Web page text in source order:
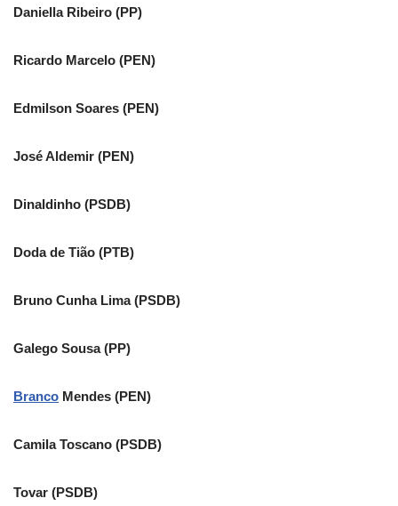
Daniella Ribeiro (PP)
Ricardo Marcelo (PEN)
Edmilson Soares (PEN)
José Aldemir (PEN)
Dinaldinho (PSDB)
Doda de Tião (PTB)
Bruno Cunha Lima (PSDB)
Galego Sousa (PP)
Branco Mendes (PEN)
Camila Toscano (PSDB)
Tovar (PSDB)